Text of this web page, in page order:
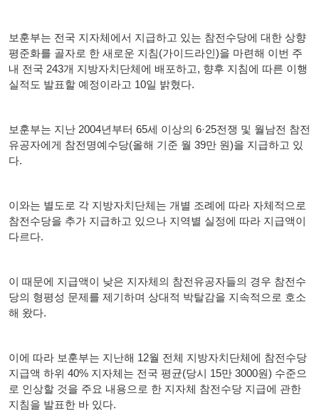
보훈부는 전국 지자체에서 지급하고 있는 참전수당에 대한 상향
평준화를 골자로 한 새로운 지침(가이드라인)을 마련해 이번 주
내 전국 243개 지방자치단체에 배포하고, 향후 지침에 따른 이행
실적도 발표할 예정이라고 10일 밝혔다.
보훈부는 지난 2004년부터 65세 이상의 6·25전쟁 및 월남전 참전
유공자에게 참전명예수당(올해 기준 월 39만 원)을 지급하고 있
다.
이와는 별도로 각 지방자치단체는 개별 조례에 따라 자체적으로
참전수당을 추가 지급하고 있으나 지역별 실정에 따라 지급액이
다르다.
이 때문에 지급액이 낮은 지자체의 참전유공자들의 경우 참전수
당의 형평성 문제를 제기하며 상대적 박탈감을 지속적으로 호소
해 왔다.
이에 따라 보훈부는 지난해 12월 전체 지방자치단체에 참전수당
지급액 하위 40% 지자체는 전국 평균(당시 15만 3000원) 수준으
로 인상할 것을 주요 내용으로 한 지자체 참전수당 지급에 관한
지침을 발표한 바 있다.